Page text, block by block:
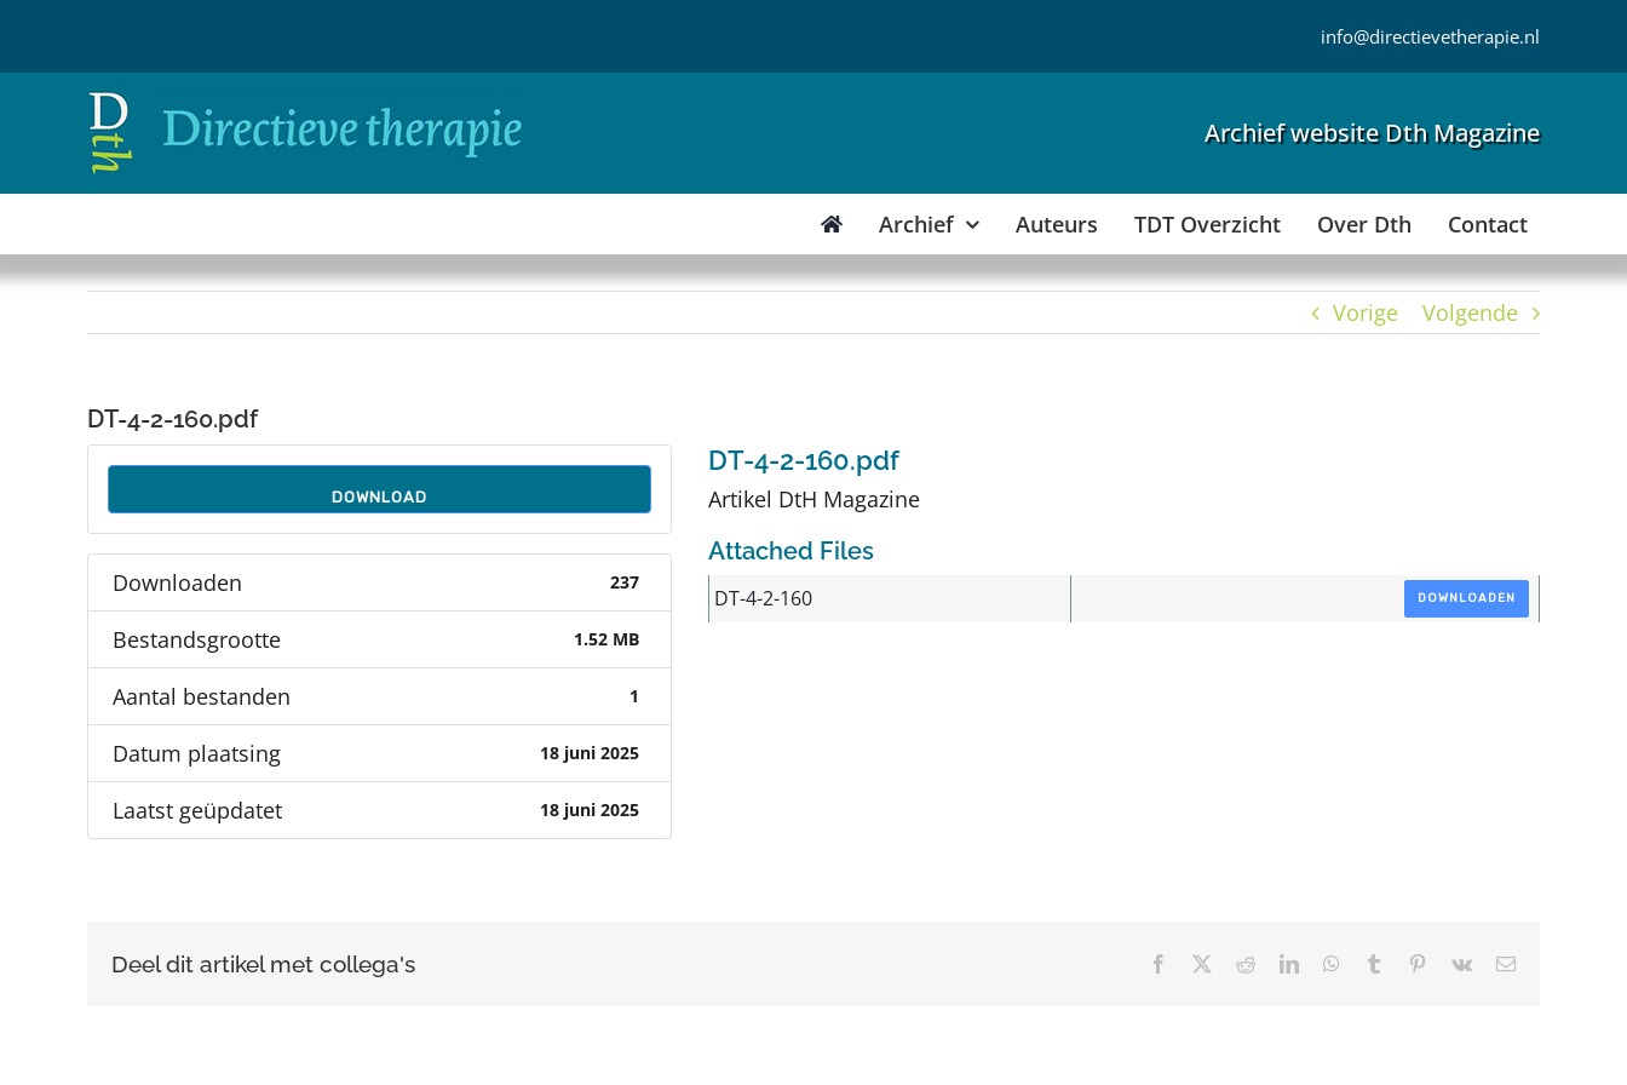
inhoud
info@directievetherapie.nl
Archief website Dth Magazine
Archief Auteurs TDT Overzicht Over Dth Contact
Vorige Volgende
DT-4-2-160.pdf
DOWNLOAD
Downloaden 237
Bestandsgrootte 1.52 MB
Aantal bestanden 1
Datum plaatsing 18 juni 2025
Laatst geüpdatet 18 juni 2025
DT-4-2-160.pdf
Artikel DtH Magazine
Attached Files
DT-4-2-160 DOWNLOADEN
Deel dit artikel met collega's Facebook RedditLinkedInWhatsApp
Tumblr Pinterest
Vk
E-